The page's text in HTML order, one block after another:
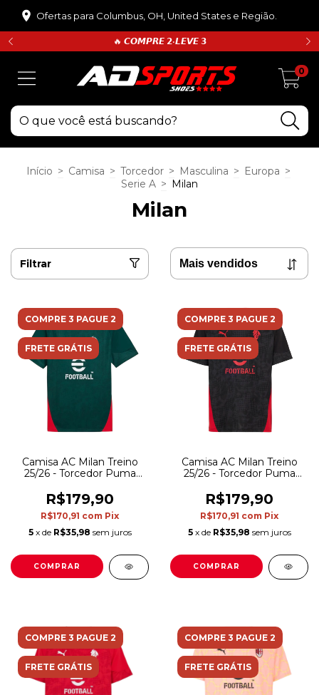
Ofertas para Columbus, OH, United States e Região.
🔥 𝘾𝙊𝙈𝙋𝙍𝙀 𝟮•𝙇𝙀𝙑𝙀 𝟯
0
Início > Camisa > Torcedor > Masculina > Europa >
Serie A > Milan
Milan
Filtrar
COMPRE 3 PAGUE 2
FRETE GRÁTIS
Camisa AC Milan Treino
25/26 - Torcedor Puma
R$179,90
R$170,91 com Pix
5 x de R$35,98 sem juros
COMPRAR
COMPRE 3 PAGUE 2
FRETE GRÁTIS
Camisa AC Milan Treino
25/26 - Torcedor Puma
R$179,90
R$170,91 com Pix
5 x de R$35,98 sem juros
COMPRAR
COMPRE 3 PAGUE 2
FRETE GRÁTIS
COMPRE 3 PAGUE 2
FRETE GRÁTIS